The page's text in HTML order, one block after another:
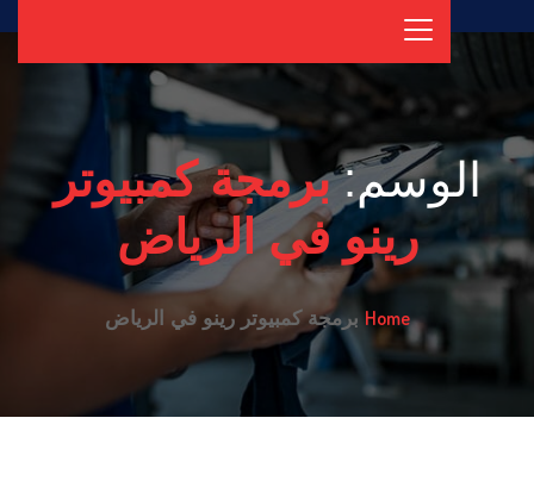
الوسم:برمجة كمبيوتر
رينو في الرياض
Home برمجة كمبيوتر رينو في الرياض